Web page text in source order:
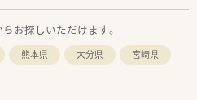
お探しいただけます。
熊本県 大分県
宮崎県